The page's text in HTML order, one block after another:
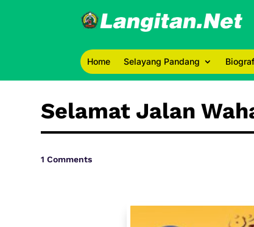
Home Selayang Pandang
Selamat Jalan
1 Comments